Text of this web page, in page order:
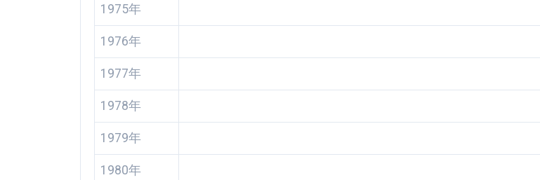
1975年
1976年
1977年
1978年
1979年
1980年